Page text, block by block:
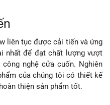
liên tục được cải tiến và ứng
nhất để đạt chất lượng vượt
nghệ cửa cuốn. Nghiên
của chúng tôi có thiết kế
thiện sản phẩm tốt.